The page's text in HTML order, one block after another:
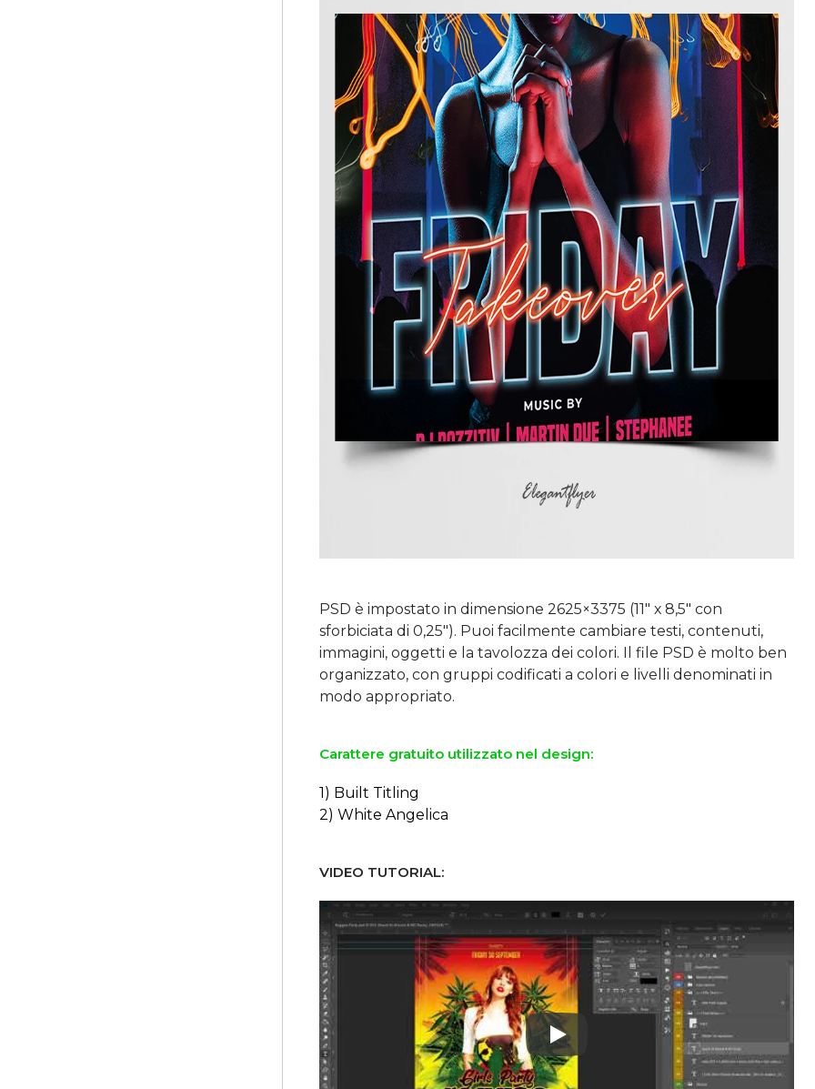
PSD è impostato in dimensione 2625×3375 (11" х 8,5" con
sforbiciata di 0,25"). Puoi facilmente cambiare testi, contenuti,
immagini, oggetti e la tavolozza dei colori. Il file PSD è molto ben
organizzato, con gruppi codificati a colori e livelli denominati in
Carattere gratuito utilizzato nel design:
1) Built Titling
2) White Angelica
VIDEO TUTORIAL:
Play: Keynote (Google I/O '18)